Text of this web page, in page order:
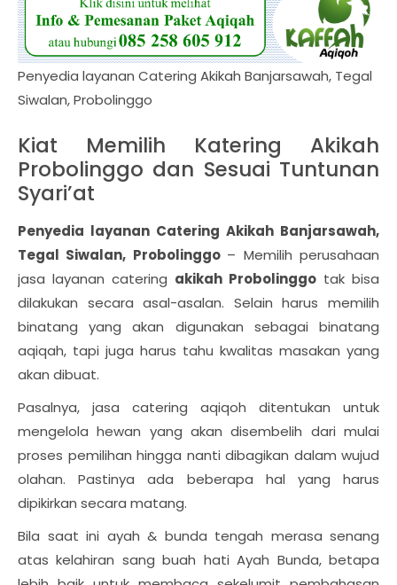
Penyedia layanan Catering Akikah Banjarsawah, Tegal
Siwalan, Probolinggo
Kiat Memilih Katering Akikah
Probolinggo dan Sesuai Tuntunan
Syari’at
Penyedia layanan Catering Akikah Banjarsawah,
Tegal Siwalan, Probolinggo – Memilih perusahaan
jasa layanan catering akikah Probolinggo tak bisa
dilakukan secara asal-asalan. Selain harus memilih
binatang yang akan digunakan sebagai binatang
aqiqah, tapi juga harus tahu kwalitas masakan yang
akan dibuat.
Pasalnya, jasa catering aqiqoh ditentukan untuk
mengelola hewan yang akan disembelih dari mulai
proses pemilihan hingga nanti dibagikan dalam wujud
olahan. Pastinya ada beberapa hal yang harus
dipikirkan secara matang.
Bila saat ini ayah & bunda tengah merasa senang
atas kelahiran sang buah hati Ayah Bunda, betapa